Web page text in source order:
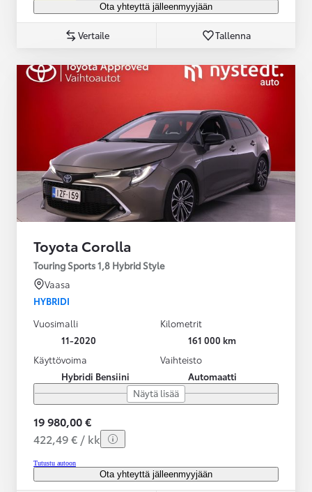
Ota yhteyttä jälleenmyyjään
Vertaile Tallenna
Toyota Corolla
Touring Sports 1,8 Hybrid Style
Vaasa
HYBRIDI
Vuosimalli
11-2020
Kilometrit
161 000 km
Käyttövoima
Hybridi Bensiini
Vaihteisto
Automaatti
Näytä lisää
19 980,00 €
422,49 € / kk
Tutustu autoon
Ota yhteyttä jälleenmyyjään